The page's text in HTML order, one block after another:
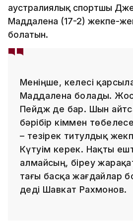
аустралиялық спортшы
Маддалена (17-2) жекпе-
болатын.
Меніңше, келесі
Маддалена болады.
Пейдж де бар. Шын
бәрібір кіммен
– тезірек титулдық
Күтуім керек. Нақты
алмайсың, біреу
тағы басқа жағдайлар
деді Шавкат Рахмонов.